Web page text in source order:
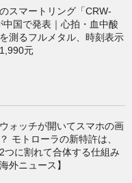
スマートリング「CRW-
中国で発表｜心拍・血中酸
測るフルメタル、時刻表示
元
ォッチが開いてスマホの画
モトローラの新特許は、
つに割れて合体する仕組み
外ニュース】